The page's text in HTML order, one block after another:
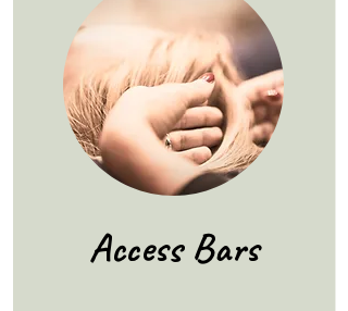
Access Bars